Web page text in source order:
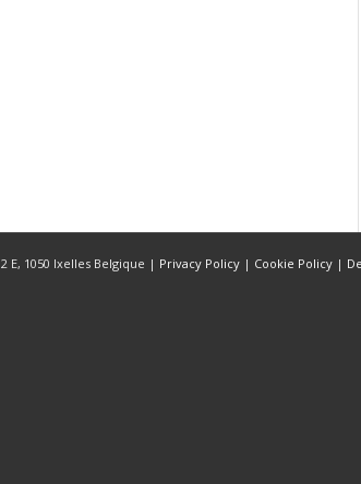
E, 1050 Ixelles Belgique | Privacy Policy | Cookie Policy |